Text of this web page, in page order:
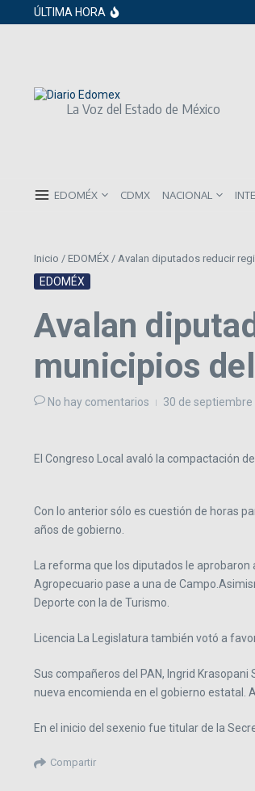
Saltar al contenido
ÚLTIMA HORA
ISR subirá en
La Voz del Estado de México
EDOMÉX CDMX NACIONAL
Inicio / EDOMÉX / Avalan diputados reducir
EDOMÉX
Avalan
municipios
No hay comentarios 30 de septiembre
El Congreso Local avaló la compactación
Con lo anterior sólo es cuestión de horas
años de gobierno.
La reforma que los diputados le
Agropecuario pase a una de
Deporte con la de Turismo.
Licencia La Legislatura también votó a
Sus compañeros del PAN, Ingrid
nueva encomienda en el gobierno estatal.
En el inicio del sexenio fue titular de la
Compartir